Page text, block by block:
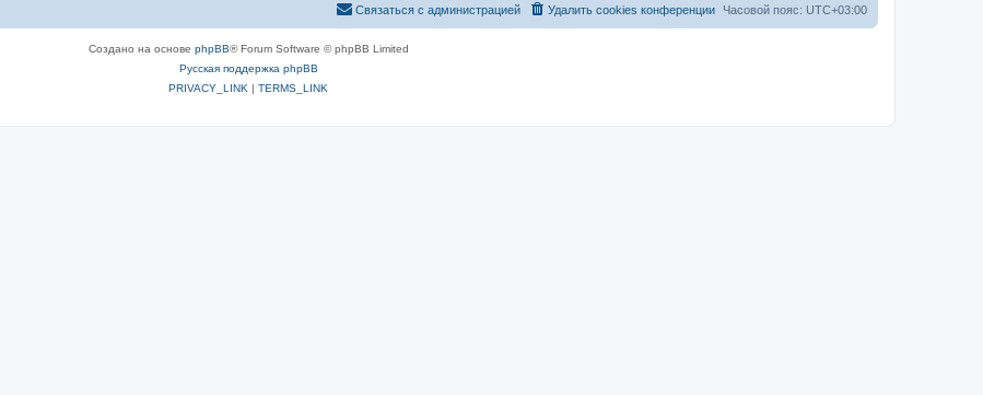
Часовой пояс: UTC+03:00
Удалить cookies конференции
Связаться с администрацией
Создано на основе phpBB® Forum Software © phpBB Limited
Русская поддержка phpBB
PRIVACY_LINK | TERMS_LINK